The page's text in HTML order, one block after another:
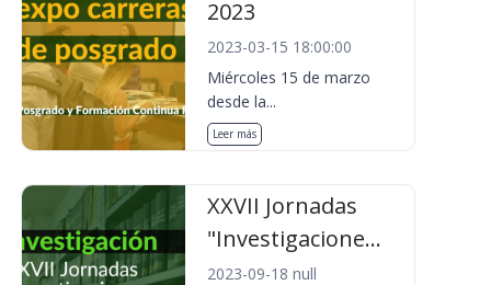
2023
2023-03-15 18:00:00
Miércoles 15 de marzo
desde la...
Leer más
XXVII Jornadas
"Investigacione...
2023-09-18 null